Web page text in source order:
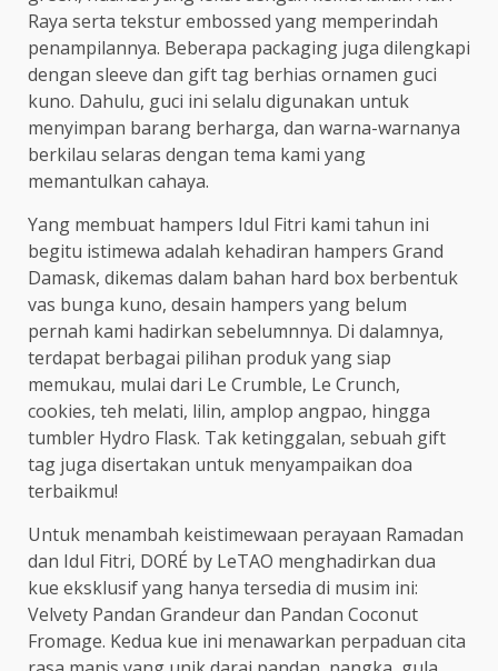
Raya serta tekstur embossed yang memperindah
penampilannya. Beberapa packaging juga dilengkapi
dengan sleeve dan gift tag berhias ornamen guci
kuno. Dahulu, guci ini selalu digunakan untuk
menyimpan barang berharga, dan warna-warnanya
berkilau selaras dengan tema kami yang
memantulkan cahaya.
Yang membuat hampers Idul Fitri kami tahun ini
begitu istimewa adalah kehadiran hampers Grand
Damask, dikemas dalam bahan hard box berbentuk
vas bunga kuno, desain hampers yang belum
pernah kami hadirkan sebelumnnya. Di dalamnya,
terdapat berbagai pilihan produk yang siap
memukau, mulai dari Le Crumble, Le Crunch,
cookies, teh melati, lilin, amplop angpao, hingga
tumbler Hydro Flask. Tak ketinggalan, sebuah gift
tag juga disertakan untuk menyampaikan doa
terbaikmu!
Untuk menambah keistimewaan perayaan Ramadan
dan Idul Fitri, DORÉ by LeTAO menghadirkan dua
kue eksklusif yang hanya tersedia di musim ini:
Velvety Pandan Grandeur dan Pandan Coconut
Fromage. Kedua kue ini menawarkan perpaduan cita